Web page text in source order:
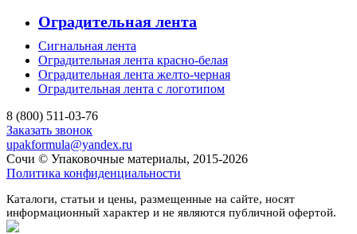
Оградительная лента
Сигнальная лента
Оградительная лента красно-белая
Оградительная лента желто-черная
Оградительная лента с логотипом
8 (800) 511-03-76
Заказать звонок
upakformula@yandex.ru
Сочи © Упаковочные материалы, 2015-2026
Политика конфиденциальности
Каталоги, статьи и цены, размещенные на сайте, носят
информационный характер и не являются публичной офертой.